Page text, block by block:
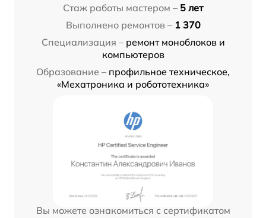
Стаж работы мастером – 5 лет
Выполнено ремонтов – 1 370
Специализация – ремонт моноблоков и
компьютеров
Образование – профильное техническое,
«Мехатроника и робототехника»
Вы можете ознакомиться с сертификатом